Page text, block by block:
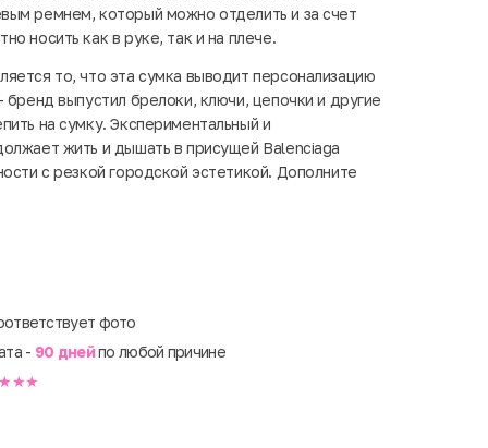
ремнем, который можно отделить и за счет
носить как в руке, так и на плече.
то, что эта сумка выводит персонализацию
выпустил брелоки, ключи, цепочки и другие
на сумку. Экспериментальный и
жить и дышать в присущей Balenciaga
с резкой городской эстетикой. Дополните
фото
- 90 днейпо любой причине